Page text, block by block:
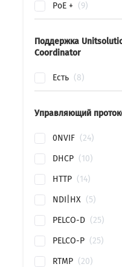
PoE +
9
Поддержка
Coordinator
Есть 8
Управляющий
0NVIF
24
DHCP
10
HTTP
14
NDI|HX
5
PELCO-D
25
PELCO-P
25
RTMP
20